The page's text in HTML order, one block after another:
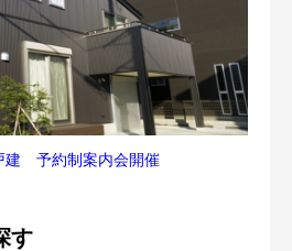
予約制案内会開催
す